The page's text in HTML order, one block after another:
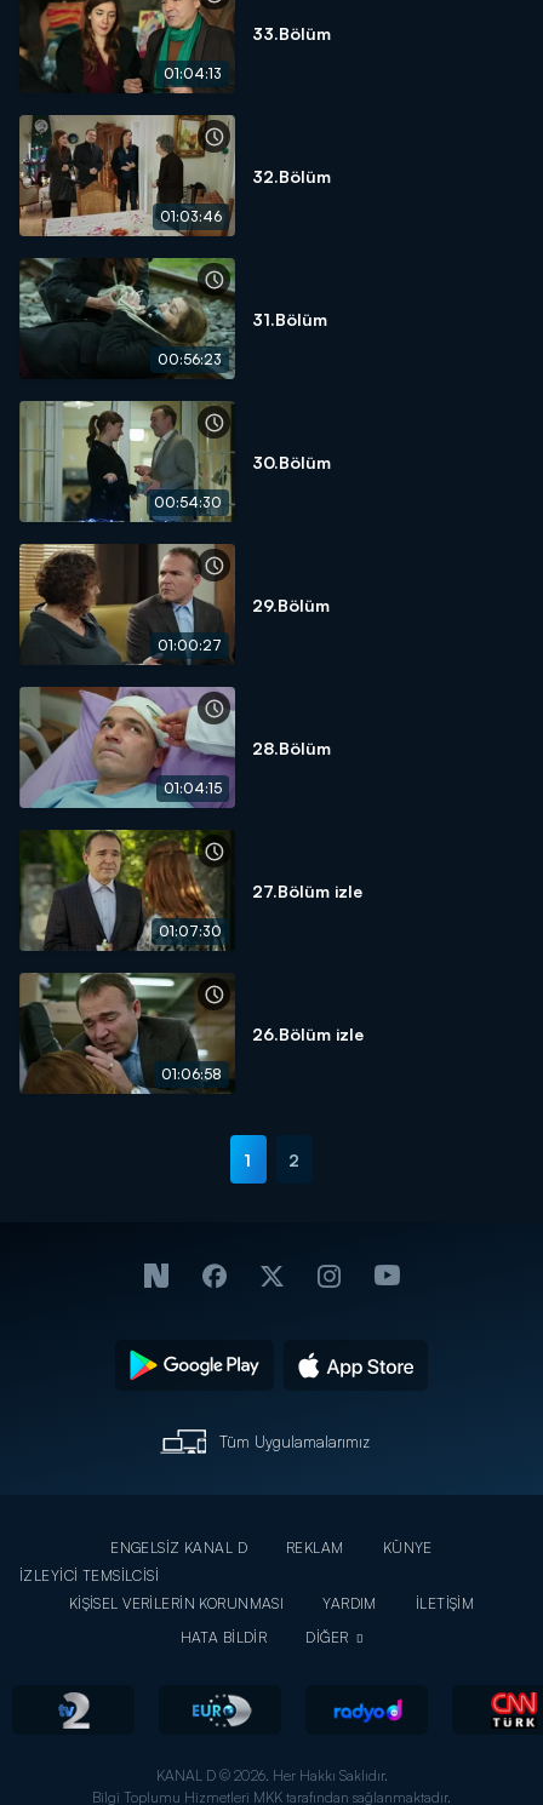
01:04:13
33.Bölüm
01:03:46
32.Bölüm
00:56:23
31.Bölüm
00:54:30
30.Bölüm
01:00:27
29.Bölüm
01:04:15
28.Bölüm
01:07:30
27.Bölüm izle
01:06:58
26.Bölüm izle
1 2
Tüm Uygulamalarımız
ENGELSİZ KANAL D REKLAM
KÜNYE
İZLEYİCİ TEMSİLCİSİ
KİŞİSEL VERİLERİN KORUNMASI
YARDIM
İLETİŞİM
HATA BİLDİR
DİĞER
KANAL D © 2026. Her Hakkı Saklıdır.
Bilgi Toplumu Hizmetleri MKK tarafından sağlanmaktadır.